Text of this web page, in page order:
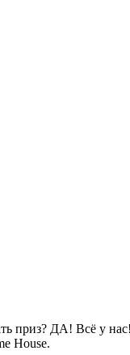
приз? ДА! Всё у
House.